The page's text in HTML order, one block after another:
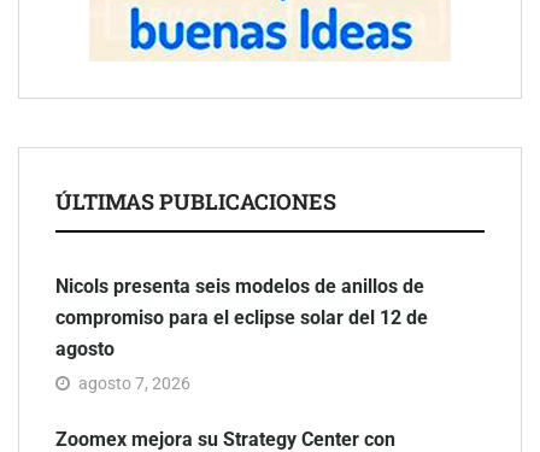
ÚLTIMAS PUBLICACIONES
Nicols presenta seis modelos de anillos de
compromiso para el eclipse solar del 12 de
agosto
agosto 7, 2026
Zoomex mejora su Strategy Center con